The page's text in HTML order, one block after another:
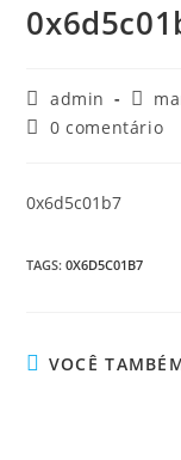
admin
0 comentário
0x6d5c01b7
TAGS:0X6D5C01B7
VOCÊ